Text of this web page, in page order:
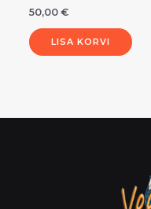
50,00 €
LISA KORVI